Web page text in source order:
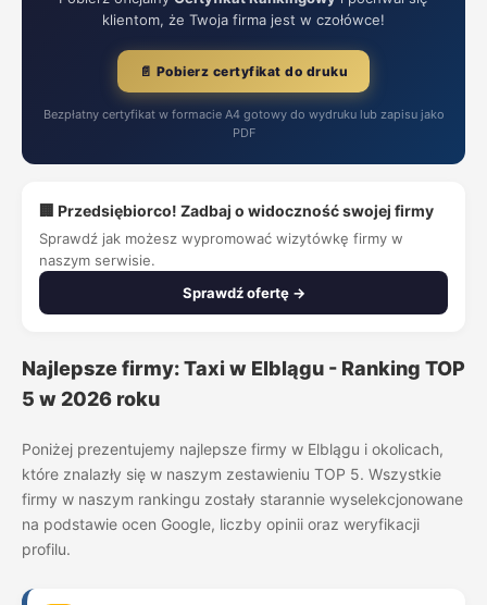
klientom, że Twoja firma jest w czołówce!
📄 Pobierz certyfikat do druku
Bezpłatny certyfikat w formacie A4 gotowy do wydruku lub zapisu jako
PDF
🏢 Przedsiębiorco! Zadbaj o widoczność swojej firmy
Sprawdź jak możesz wypromować wizytówkę firmy w
naszym serwisie.
Sprawdź ofertę →
Najlepsze firmy: Taxi w Elblągu - Ranking TOP
5 w 2026 roku
Poniżej prezentujemy najlepsze firmy w Elblągu i okolicach,
które znalazły się w naszym zestawieniu TOP 5. Wszystkie
firmy w naszym rankingu zostały starannie wyselekcjonowane
na podstawie ocen Google, liczby opinii oraz weryfikacji
profilu.